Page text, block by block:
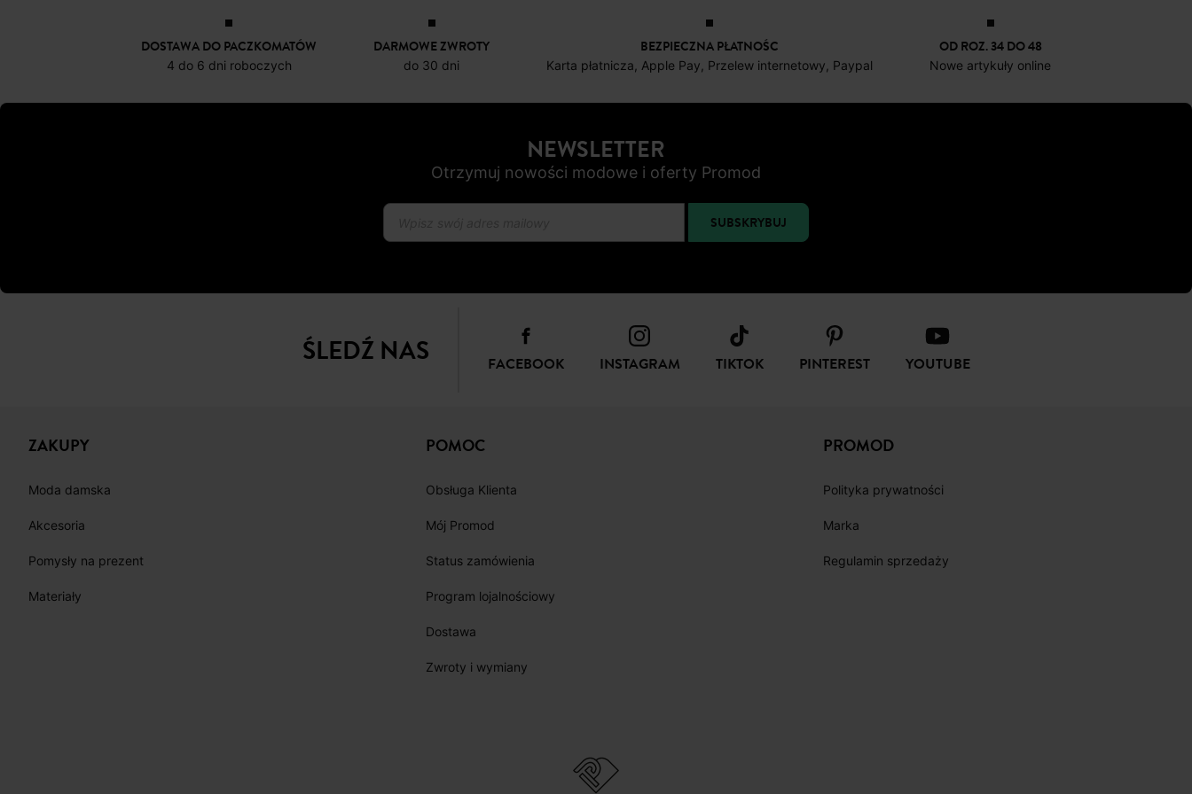
DOSTAWA DO PACZKOMATÓW
4 do 6 dni roboczych
DARMOWE ZWROTY
do 30 dni
BEZPIECZNA PŁATNOŚC
Karta płatnicza, Apple Pay, Przelew internetowy, Paypal
OD ROZ. 34 DO 48
Nowe artykuły online
NEWSLETTER
Otrzymuj nowości modowe i oferty Promod
SUBSKRYBUJ
ŚLEDŹ NAS FACEBOOK INSTAGRAM TIKTOK PINTEREST YOUTUBE
ZAKUPY
Moda damska
Akcesoria
Pomysły na prezent
Materiały
POMOC
Obsługa Klienta
Mój Promod
Status zamówienia
Program lojalnościowy
Dostawa
Zwroty i wymiany
PROMOD
Polityka prywatności
Marka
Regulamin sprzedaży